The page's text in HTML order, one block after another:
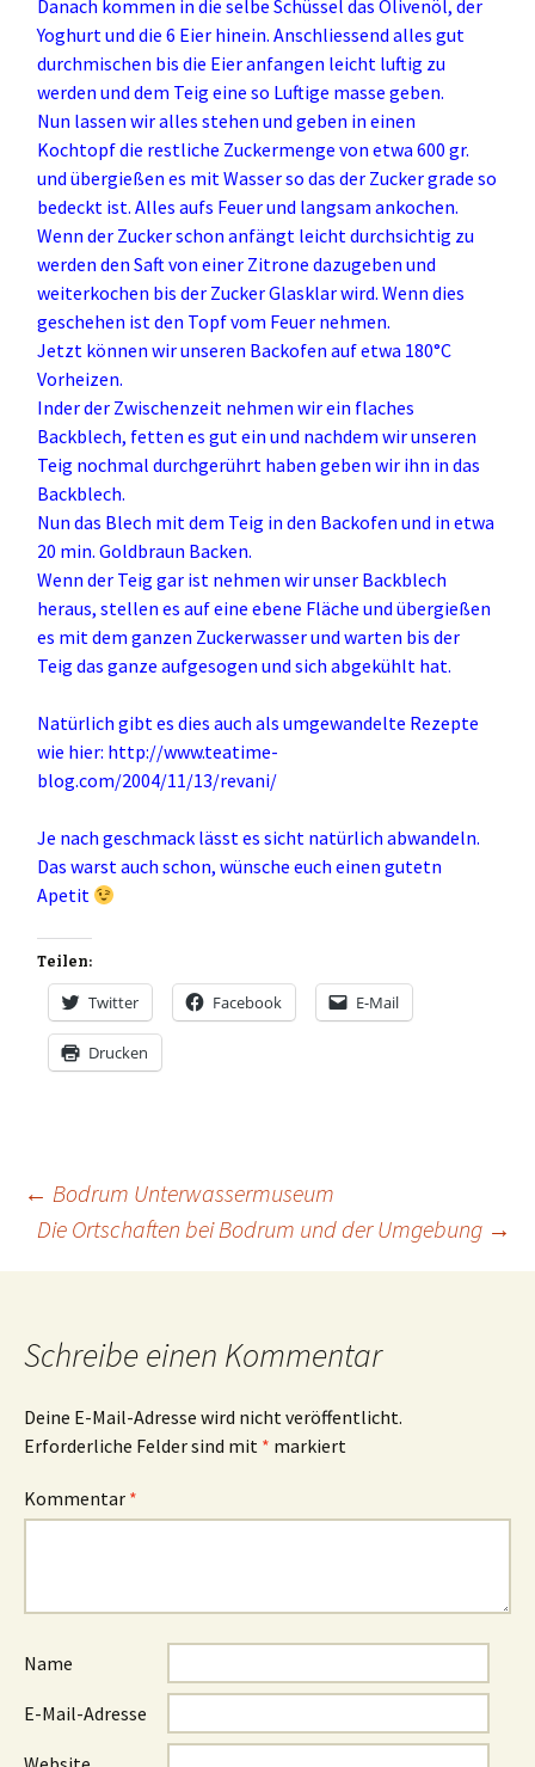
Danach kommen in die selbe Schüssel das Olivenöl, der
Yoghurt und die 6 Eier hinein. Anschliessend alles gut
durchmischen bis die Eier anfangen leicht luftig zu
werden und dem Teig eine so Luftige masse geben.
Nun lassen wir alles stehen und geben in einen
Kochtopf die restliche Zuckermenge von etwa 600 gr.
und übergießen es mit Wasser so das der Zucker grade so
bedeckt ist. Alles aufs Feuer und langsam ankochen.
Wenn der Zucker schon anfängt leicht durchsichtig zu
werden den Saft von einer Zitrone dazugeben und
weiterkochen bis der Zucker Glasklar wird. Wenn dies
geschehen ist den Topf vom Feuer nehmen.
Jetzt können wir unseren Backofen auf etwa 180°C
Vorheizen.
Inder der Zwischenzeit nehmen wir ein flaches
Backblech, fetten es gut ein und nachdem wir unseren
Teig nochmal durchgerührt haben geben wir ihn in das
Backblech.
Nun das Blech mit dem Teig in den Backofen und in etwa
20 min. Goldbraun Backen.
Wenn der Teig gar ist nehmen wir unser Backblech
heraus, stellen es auf eine ebene Fläche und übergießen
es mit dem ganzen Zuckerwasser und warten bis der
Teig das ganze aufgesogen und sich abgekühlt hat.
Natürlich gibt es dies auch als umgewandelte Rezepte
wie hier: http://www.teatime-
blog.com/2004/11/13/revani/
Je nach geschmack lässt es sicht natürlich abwandeln.
Das warst auch schon, wünsche euch einen gutetn
Apetit
Teilen:
Twitter Facebook E-Mail
Drucken
Beitrags-
Navigation
← Bodrum Unterwassermuseum
Die Ortschaften bei Bodrum und der Umgebung →
Schreibe einen Kommentar
Deine E-Mail-Adresse wird nicht veröffentlicht.
Erforderliche Felder sind mit * markiert
Kommentar *
Name
E-Mail-Adresse